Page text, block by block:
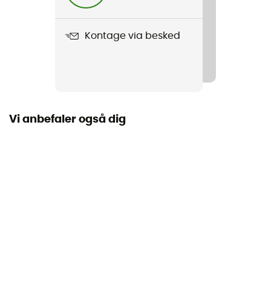
Materialer
Kontage via besked
Vi anbefaler også dig